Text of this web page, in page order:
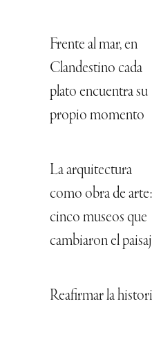
Frente al mar, en
Clandestino cada
plato encuentra su
propio momento
La arquitectura
como obra de arte:
cinco museos que
cambiaron el
Reafirmar la